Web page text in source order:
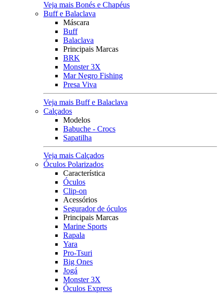
Veja mais Bonés e Chapéus
Buff e Balaclava
Máscara
Buff
Balaclava
Principais Marcas
BRK
Monster 3X
Mar Negro Fishing
Presa Viva
Veja mais Buff e Balaclava
Calçados
Modelos
Babuche - Crocs
Sapatilha
Veja mais Calçados
Óculos Polarizados
Característica
Óculos
Clip-on
Acessórios
Segurador de óculos
Principais Marcas
Marine Sports
Rapala
Yara
Pro-Tsuri
Big Ones
Jogá
Monster 3X
Óculos Express